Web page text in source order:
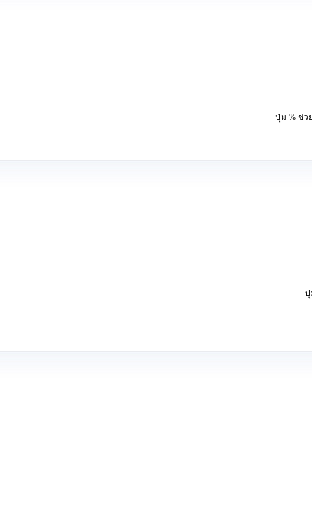
ปุ่ม % ช่ว
ปุ่